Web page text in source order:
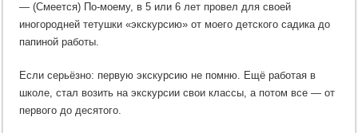
— (Смеется) По-моему, в 5 или 6 лет провел для своей
иногородней тетушки «экскурсию» от моего детского садика до
папиной работы.
Если серьёзно: первую экскурсию не помню. Ещё работая в
школе, стал возить на экскурсии свои классы, а потом все — от
первого до десятого.